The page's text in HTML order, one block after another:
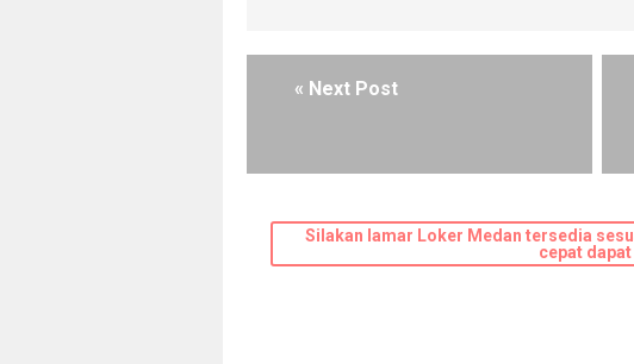
« Next Post
Silakan lamar Loker Medan tersedia
cepat